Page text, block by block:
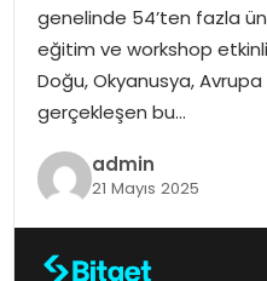
SOSYAL HABER
genelinde 54’ten fazla
eğitim ve workshop
Doğu, Okyanusya,
gerçekleşen bu…
admin
21 Mayıs 2025